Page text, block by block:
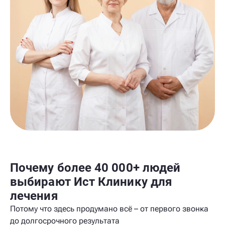
Почему более 40 000+ людей
выбирают Ист Клинику для
лечения
Потому что здесь продумано всё – от первого звонка
до долгосрочного результата